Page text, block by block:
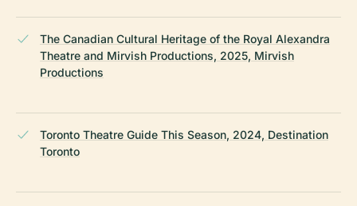
The Canadian Cultural Heritage of the Royal Alexandra
Theatre and Mirvish Productions, 2025, Mirvish
Productions
Toronto Theatre Guide This Season, 2024, Destination
Toronto